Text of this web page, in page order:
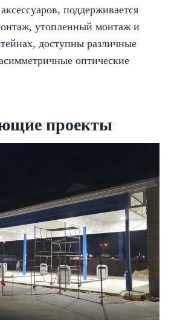
поддерживается
утопленный монтаж и
доступны различные
оптические
проекты